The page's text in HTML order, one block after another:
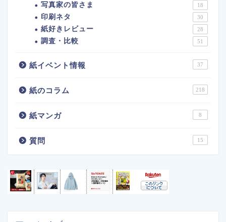
写真家の皆さま 18
印刷ネタ 30
紙好きレビュー 28
調査・比較 51
紙イベント情報 37
紙のコラム 218
紙マンガ 8
質問 15